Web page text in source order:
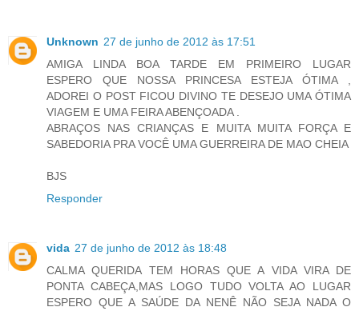
Unknown 27 de junho de 2012 às 17:51
AMIGA LINDA BOA TARDE EM PRIMEIRO LUGAR
ESPERO QUE NOSSA PRINCESA ESTEJA ÓTIMA ,
ADOREI O POST FICOU DIVINO TE DESEJO UMA ÓTIMA
VIAGEM E UMA FEIRA ABENÇOADA .
ABRAÇOS NAS CRIANÇAS E MUITA MUITA FORÇA E
SABEDORIA PRA VOCÊ UMA GUERREIRA DE MAO CHEIA
BJS
Responder
vida 27 de junho de 2012 às 18:48
CALMA QUERIDA TEM HORAS QUE A VIDA VIRA DE
PONTA CABEÇA,MAS LOGO TUDO VOLTA AO LUGAR
ESPERO QUE A SAÚDE DA NENÊ NÃO SEJA NADA O